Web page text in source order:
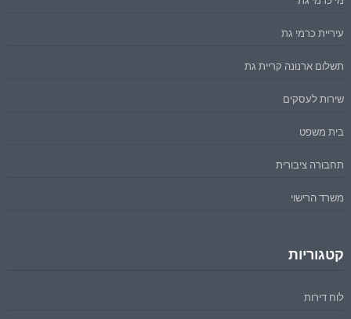
עיריית כרמי גת
תשלום ארנונה קריית גת
שירות לעסקים
בית משפט
תחבורה ציבורית
משרד הרישוי
קטגוריות
לוח דירות